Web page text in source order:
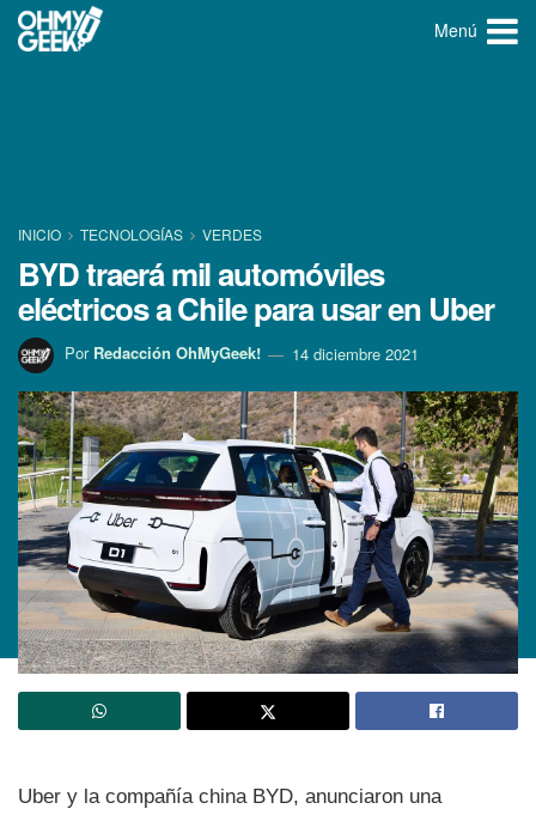
Menú
INICIO TECNOLOGÍ­AS VERDES
BYD traerá mil automóviles
eléctricos a Chile para usar en Uber
Por Redacción OhMyGeek! 14 diciembre 2021
Uber y la compañía china BYD, anunciaron una